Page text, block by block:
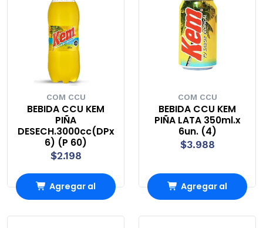
COM CCU
BEBIDA CCU KEM
PIÑA
DESECH.3000cc(DPx
6) (P 60)
$2.198
Agregar al
COM CCU
BEBIDA CCU KEM
PIÑA LATA 350ml.x
6un. (4)
$3.988
Agregar al